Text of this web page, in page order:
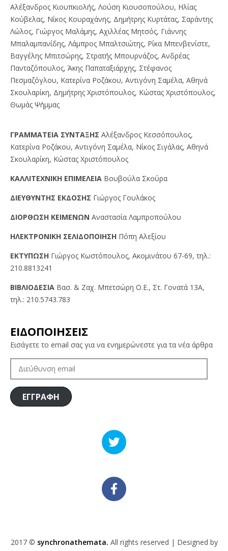
Αλέξανδρος Κιουπκιολής, Λούση Κιουσοπούλου, Ηλίας
Κούβελας, Νίκος Κουραχάνης, Δημήτρης Κυρτάτας, Σαράντης
Λώλος, Γιώργος Μαλάμης, Αχιλλέας Μητσός, Γιάννης
Μπαλαμπανίδης, Λάμπρος Μπαλτσιώτης, Ρίκα Μπενβενίστε,
Βαγγέλης Μπιτσώρης, Στρατής Μπουρνάζος, Ανδρέας
Πανταζόπουλος, Άκης Παπαταξιάρχης, Στέφανος
Πεσμαζόγλου, Κατερίνα Ροζάκου, Αντιγόνη Σαμέλα, Αθηνά
Σκουλαρίκη, Δημήτρης Χριστόπουλος, Κώστας Χριστόπουλος,
Θωμάς Ψήμμας
ΓPAMMATEIA ΣYNTAΞHΣ Αλέξανδρος Κεσσόπουλος,
Κατερίνα Ροζάκου, Αντιγόνη Σαμέλα, Νίκος Σιγάλας, Αθηνά
Σκουλαρίκη, Κώστας Χριστόπουλος
KAΛΛITEXNIKH EΠIMEΛEIA Βουβούλα Σκούρα
ΔIEYΘYNTHΣ EKΔOΣHΣ Γιώργος Γουλάκος
ΔIOPΘΩΣH KEIMENΩN Αναστασία Λαμπροπούλου
HΛEKTPONIKH ΣEΛIΔOΠOIHΣH Πόπη Αλεξίου
EKTYΠΩΣH Γιώργος Kωστόπουλος, Aκομινάτου 67-69, τηλ.:
210.8813241
BIBΛIOΔEΣIA Βασ. & Ζαχ. Μπετσώρη O.Ε., Στ. Γονατά 13A,
τηλ.: 210.5743.783
ΕΙΔΟΠΟΙΗΣΕΙΣ
Εισάγετε το email σας για να ενημερώνεστε για τα νέα άρθρα
ΔΙΕΎΘΥΝΣΗ
ΕΓΓΡΑΦΗ
2017 © synchronathemata. All rights reserved | Designed by